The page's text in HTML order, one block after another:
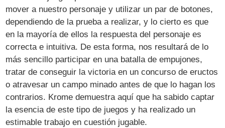
mover a nuestro personaje y utilizar un par de botones,
dependiendo de la prueba a realizar, y lo cierto es que
en la mayoría de ellos la respuesta del personaje es
correcta e intuitiva. De esta forma, nos resultará de lo
más sencillo participar en una batalla de empujones,
tratar de conseguir la victoria en un concurso de eructos
o atravesar un campo minado antes de que lo hagan los
contrarios. Krome demuestra aquí que ha sabido captar
la esencia de este tipo de juegos y ha realizado un
estimable trabajo en cuestión jugable.